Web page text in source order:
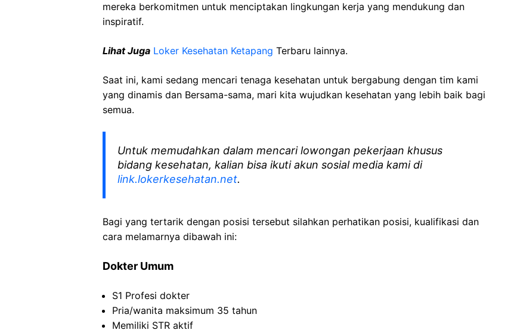
mereka berkomitmen untuk menciptakan lingkungan kerja yang mendukung dan
inspiratif.
Lihat Juga Loker Kesehatan Ketapang Terbaru lainnya.
Saat ini, kami sedang mencari tenaga kesehatan untuk bergabung dengan tim kami
yang dinamis dan Bersama-sama, mari kita wujudkan kesehatan yang lebih baik bagi
semua.
Untuk memudahkan dalam mencari lowongan pekerjaan khusus
bidang kesehatan, kalian bisa ikuti akun sosial media kami di
link.lokerkesehatan.net.
Bagi yang tertarik dengan posisi tersebut silahkan perhatikan posisi, kualifikasi dan
cara melamarnya dibawah ini:
Dokter Umum
S1 Profesi dokter
Pria/wanita maksimum 35 tahun
Memiliki STR aktif